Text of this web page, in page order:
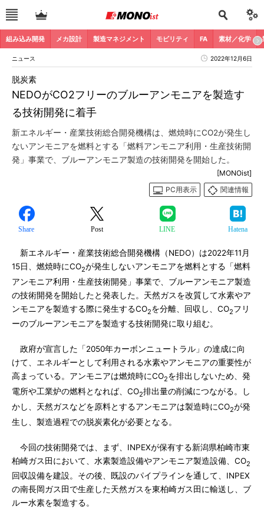
組み込み開発 メカ設計 製造マネジメント モビリティ FA 素材／化学
ニュース 2022年12月6日
NEDOがCO2フリーのブルーアンモニアを製造す
る技術開発に着手
脱炭素
新エネルギー・産業技術総合開発機構は、燃焼時にCO2が発生し
ないアンモニアを燃料とする「燃料アンモニア利用・生産技術開
発」事業で、ブルーアンモニア製造の技術開発を開始した。
[MONOist]
PC用表示
関連情報
Share Post LINE Hatena
新エネルギー・産業技術総合開発機構（NEDO）は2022年11月
15日、燃焼時にCO2が発生しないアンモニアを燃料とする「燃料
アンモニア利用・生産技術開発」事業で、ブルーアンモニア製造
の技術開発を開始したと発表した。天然ガスを改質して水素やア
ンモニアを製造する際に発生するCO2を分離、回収し、CO2フリ
ーのブルーアンモニアを製造する技術開発に取り組む。
政府が宣言した「2050年カーボンニュートラル」の達成に向
けて、エネルギーとして利用される水素やアンモニアの重要性が
高まっている。アンモニアは燃焼時にCO2を排出しないため、発
電所や工業炉の燃料となれば、CO2排出量の削減につながる。し
かし、天然ガスなどを原料とするアンモニアは製造時にCO2が発
生し、製造過程での脱炭素化が必要となる。
今回の技術開発では、まず、INPEXが保有する新潟県柏崎市東
柏崎ガス田において、水素製造設備やアンモニア製造設備、CO2
回収設備を建設。その後、既設のパイプラインを通して、INPEX
の南長岡ガス田で生産した天然ガスを東柏崎ガス田に輸送し、ブ
ルー水素を製造する。